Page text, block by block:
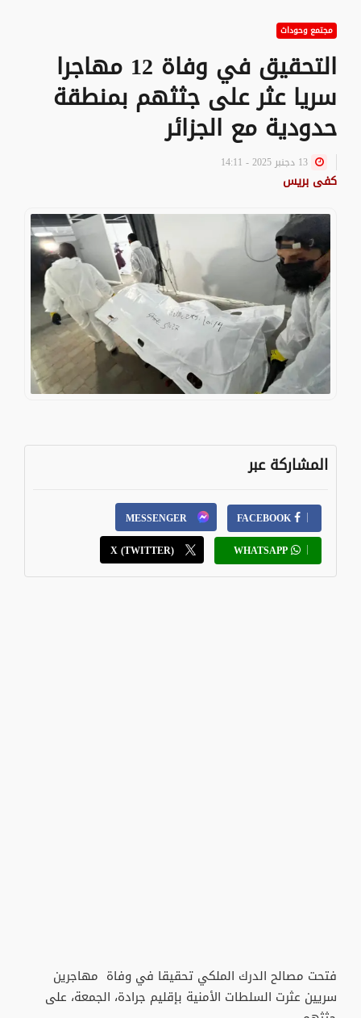
مجتمع وحوداث
التحقيق في وفاة 12 مهاجرا
سريا عثر على جثثهم بمنطقة
حدودية مع الجزائر
كفى بريس
المشاركة عبر
FACEBOOK
MESSENGER
WHATSAPP
X (TWITTER)
فتحت مصالح الدرك الملكي تحقيقا في وفاة مهاجرين
سريين عثرت السلطات الأمنية بإقليم جرادة، الجمعة، على